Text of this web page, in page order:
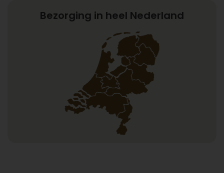
Bezorging in heel Nederland